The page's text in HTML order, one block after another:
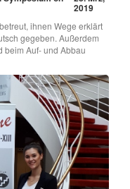
2019
ihnen Wege erklärt
gegeben. Außerdem
beim Auf- und Abbau